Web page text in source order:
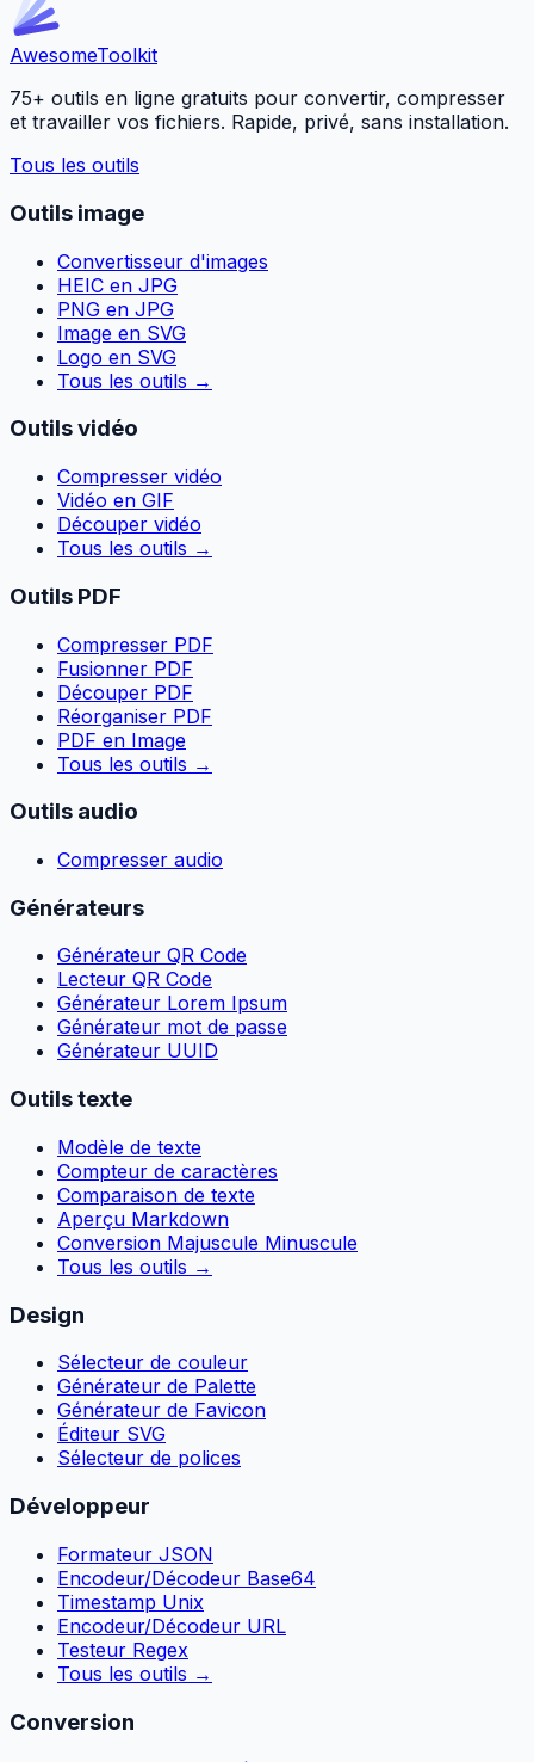
AwesomeToolkit
75+ outils en ligne gratuits pour convertir, compresser
et travailler vos fichiers. Rapide, privé, sans installation.
Tous les outils
Outils image
Convertisseur d'images
HEIC en JPG
PNG en JPG
Image en SVG
Logo en SVG
Tous les outils →
Outils vidéo
Compresser vidéo
Vidéo en GIF
Découper vidéo
Tous les outils →
Outils PDF
Compresser PDF
Fusionner PDF
Découper PDF
Réorganiser PDF
PDF en Image
Tous les outils →
Outils audio
Compresser audio
Générateurs
Générateur QR Code
Lecteur QR Code
Générateur Lorem Ipsum
Générateur mot de passe
Générateur UUID
Outils texte
Modèle de texte
Compteur de caractères
Comparaison de texte
Aperçu Markdown
Conversion Majuscule Minuscule
Tous les outils →
Design
Sélecteur de couleur
Générateur de Palette
Générateur de Favicon
Éditeur SVG
Sélecteur de polices
Développeur
Formateur JSON
Encodeur/Décodeur Base64
Timestamp Unix
Encodeur/Décodeur URL
Testeur Regex
Tous les outils →
Conversion